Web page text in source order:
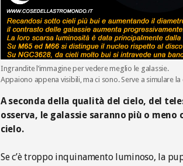
Ingrandite l’immagine per vedere meglio le galassie.
Appaiono appena visibili, ma ci sono. Serve a simulare
A seconda della qualità del cielo, del
osserva, le galassie saranno più o
cielo.
Se c’è troppo inquinamento luminoso, la